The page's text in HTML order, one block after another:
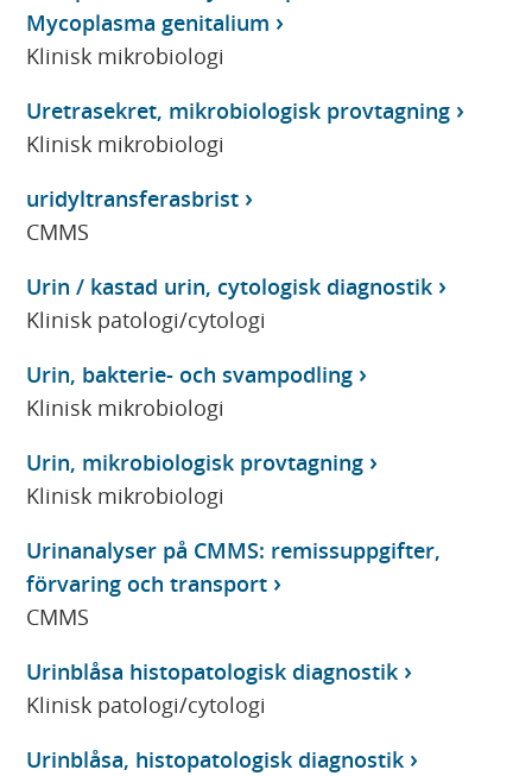
Mycoplasma genitalium
Klinisk mikrobiologi
Uretrasekret, mikrobiologisk provtagning
Klinisk mikrobiologi
uridyltransferasbrist
CMMS
Urin / kastad urin, cytologisk diagnostik
Klinisk patologi/cytologi
Urin, bakterie- och svampodling
Klinisk mikrobiologi
Urin, mikrobiologisk provtagning
Klinisk mikrobiologi
Urinanalyser på CMMS: remissuppgifter,
förvaring och transport
CMMS
Urinblåsa histopatologisk diagnostik
Klinisk patologi/cytologi
Urinblåsa, histopatologisk diagnostik